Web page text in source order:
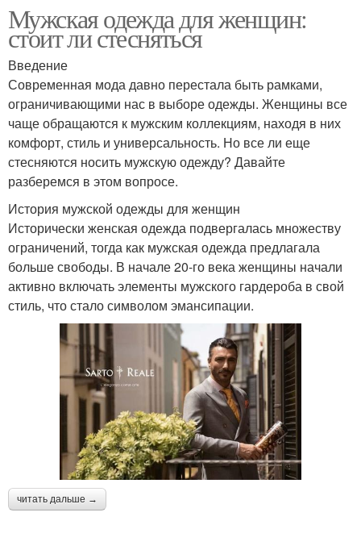
Мужская одежда для женщин:
стоит ли стесняться
Введение
Современная мода давно перестала быть рамками,
ограничивающими нас в выборе одежды. Женщины все
чаще обращаются к мужским коллекциям, находя в них
комфорт, стиль и универсальность. Но все ли еще
стесняются носить мужскую одежду? Давайте
разберемся в этом вопросе.
История мужской одежды для женщин
Исторически женская одежда подвергалась множеству
ограничений, тогда как мужская одежда предлагала
больше свободы. В начале 20-го века женщины начали
активно включать элементы мужского гардероба в свой
стиль, что стало символом эмансипации.
читать дальше →